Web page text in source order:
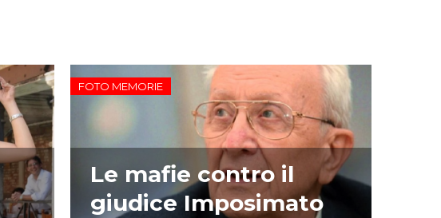
FOTO MEMORIE
Le mafie contro il
giudice Imposimato